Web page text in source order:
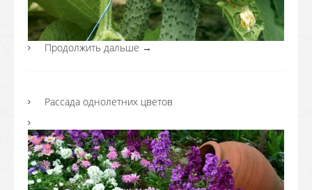
Продолжить дальше →
Рассада однолетних цветов